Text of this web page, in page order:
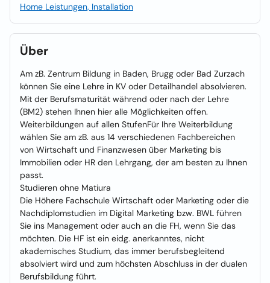
Home Leistungen, Installation
Über
Am zB. Zentrum Bildung in Baden, Brugg oder Bad Zurzach
können Sie eine Lehre in KV oder Detailhandel absolvieren.
Mit der Berufsmaturität während oder nach der Lehre
(BM2) stehen Ihnen hier alle Möglichkeiten offen.
Weiterbildungen auf allen StufenFür Ihre Weiterbildung
wählen Sie am zB. aus 14 verschiedenen Fachbereichen
von Wirtschaft und Finanzwesen über Marketing bis
Immobilien oder HR den Lehrgang, der am besten zu Ihnen
passt.
Studieren ohne Matiura
Die Höhere Fachschule Wirtschaft oder Marketing oder die
Nachdiplomstudien im Digital Marketing bzw. BWL führen
Sie ins Management oder auch an die FH, wenn Sie das
möchten. Die HF ist ein eidg. anerkanntes, nicht
akademisches Studium, das immer berufsbegleitend
absolviert wird und zum höchsten Abschluss in der dualen
Berufsbildung führt.